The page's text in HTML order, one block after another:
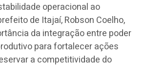
operacional ao
de Itajaí, Robson Coelho,
da integração entre poder
para fortalecer ações
a competitividade do